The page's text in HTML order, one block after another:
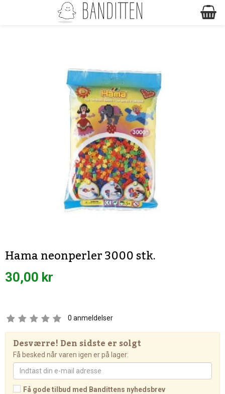
Hama neonperler 3000 stk.
30,00 kr
0 anmeldelser
Desværre! Den sidste er solgt
Få besked når varen igen er på lager:
Få gode tilbud med Bandittens nyhedsbrev